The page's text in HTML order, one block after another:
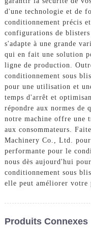
d'une technologie et de
conditionnement précis
configurations de blisters
s'adapte à une grande
qui en fait une solution
ligne de production.
conditionnement sous
pour une utilisation et
temps d'arrêt et
répondre aux normes de
notre machine offre une
aux consommateurs.
Machinery Co., Ltd.
performante pour le
nous dès aujourd'hui
conditionnement sous
elle peut améliorer votre
Produits Connexes